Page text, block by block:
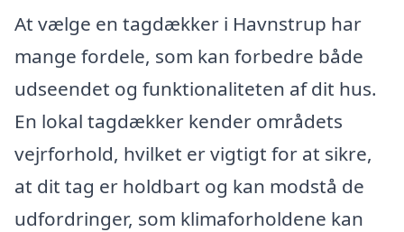
At vælge en tagdækker i Havnstrup har
mange fordele, som kan forbedre både
udseendet og funktionaliteten af dit hus.
En lokal tagdækker kender områdets
vejrforhold, hvilket er vigtigt for at sikre,
at dit tag er holdbart og kan modstå de
udfordringer, som klimaforholdene kan